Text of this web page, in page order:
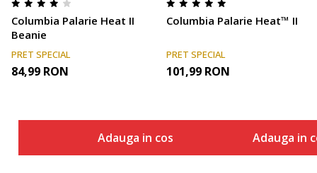
Columbia Palarie Heat II
Beanie
PRET SPECIAL
84,99 RON
Adauga in cos
Columbia Palarie Heat™ II
PRET SPECIAL
101,99 RON
Adauga in